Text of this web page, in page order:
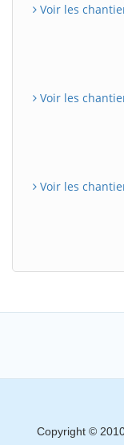
Voir les
Voir les
Voir les
Copyright ©